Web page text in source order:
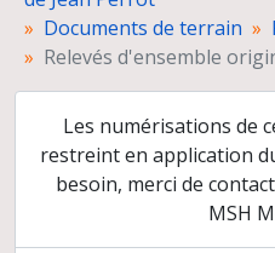
Films
Rapports de
Organisation
Dossiers
Préparation
Presse
Co-direction
Reprise des fouilles de
Documents de terrain
Relevés d'ensemble
Les numérisations de
restreint en application
besoin, merci de
MSH